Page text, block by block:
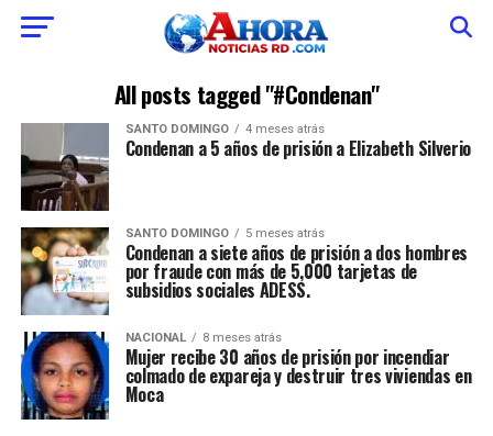
All posts tagged "#Condenan"
SANTO DOMINGO 4 meses atrás
Condenan a 5 años de prisión a Elizabeth Silverio
SANTO DOMINGO 5 meses atrás
Condenan a siete años de prisión a dos hombres
por fraude con más de 5,000 tarjetas de
subsidios sociales ADESS.
NACIONAL 8 meses atrás
Mujer recibe 30 años de prisión por incendiar
colmado de expareja y destruir tres viviendas en
Moca